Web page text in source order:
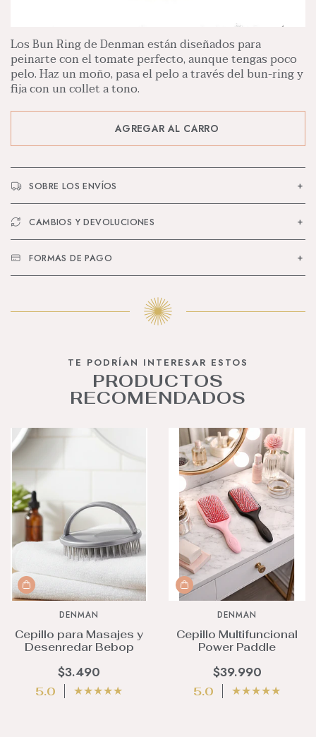
Los Bun Ring de Denman están diseñados para
peinarte con el tomate perfecto, aunque tengas poco
pelo. Haz un moño, pasa el pelo a través del bun-ring y
fija con un collet a tono.
SOBRE LOS ENVÍOS
CAMBIOS Y DEVOLUCIONES
FORMAS DE PAGO
TE PODRÍAN INTERESAR ESTOS
PRODUCTOS
RECOMENDADOS
DENMAN
Cepillo para Masajes y
Desenredar Bebop
$3.490
5.0 ★★★★★
DENMAN
Cepillo Multifuncional
Power Paddle
$39.990
5.0 ★★★★★